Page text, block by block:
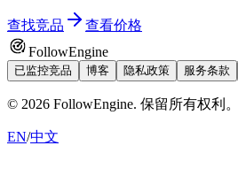
查找竞品
查看价格
FollowEngine
已监控竞品 博客 隐私政策 服务条款
© 2026 FollowEngine. 保留所有权利。
EN/中文